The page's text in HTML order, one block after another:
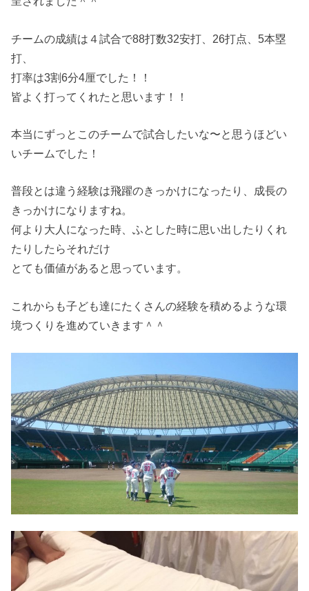
チームの成績は４試合で88打数32安打、26打点、5本塁
打、
打率は3割6分4厘でした！！
皆よく打ってくれたと思います！！
本当にずっとこのチームで試合したいな〜と思うほどい
いチームでした！
普段とは違う経験は飛躍のきっかけになったり、成長の
きっかけになりますね。
何より大人になった時、ふとした時に思い出したりくれ
たりしたらそれだけ
とても価値があると思っています。
これからも子ども達にたくさんの経験を積めるような環
境つくりを進めていきます＾＾